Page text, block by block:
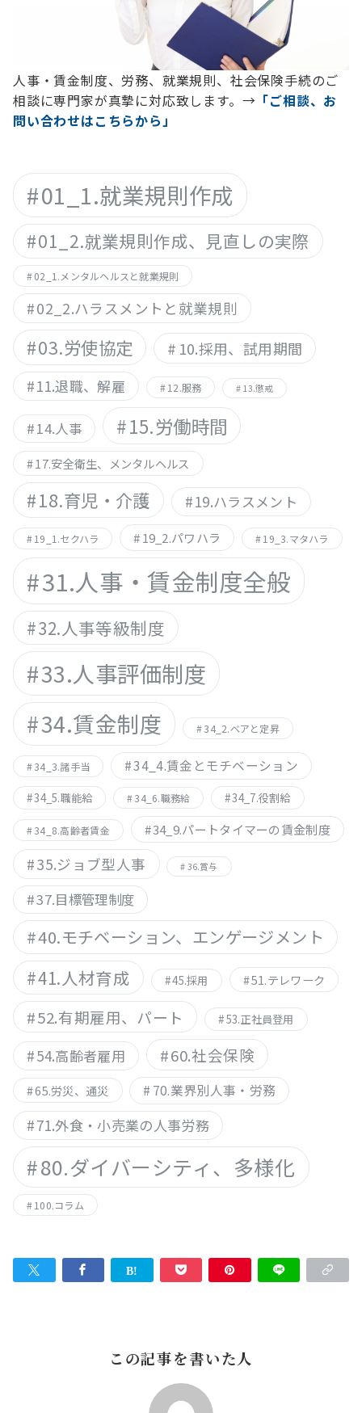
人事・賃金制度、労務、就業規則、社会保険手続のご
相談に専門家が真摯に対応致します。→ 「ご相談、お
問い合わせはこちらから」
01_1.就業規則作成
01_2.就業規則作成、見直しの実際
02_1.メンタルヘルスと就業規則
02_2.ハラスメントと就業規則
03.労使協定 10.採用、試用期間
11.退職、解雇 12.服務 13.懲戒
14.人事 15.労働時間
17.安全衛生、メンタルヘルス
18.育児・介護 19.ハラスメント
19_1.セクハラ 19_2.パワハラ 19_3.マタハラ
31.人事・賃金制度全般
32.人事等級制度
33.人事評価制度
34.賃金制度 34_2.ベアと定昇
34_3.諸手当 34_4.賃金とモチベーション
34_5.職能給 34_6.職務給 34_7.役割給
34_8.高齢者賃金 34_9.パートタイマーの賃金制度
35.ジョブ型人事 36.賞与
37.目標管理制度
40.モチベーション、エンゲージメント
41.人材育成 45.採用 51.テレワーク
52.有期雇用、パート 53.正社員登用
54.高齢者雇用 60.社会保険
65.労災、通災 70.業界別人事・労務
71.外食・小売業の人事労務
80.ダイバーシティ、多様化
100.コラム
この記事を書いた人